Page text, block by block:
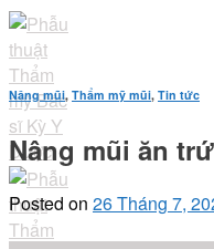
Skip
to
content
Nâng mũi, Thẩm mỹ mũi, Tin tức
Nâng mũi ăn
Posted on 26 Tháng 7,